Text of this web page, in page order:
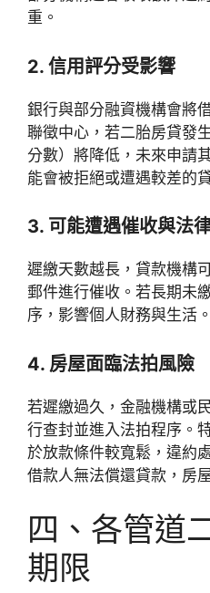
重。
2. 信用評分受影響
銀行與部分融資機構會將
聯徵中心，若二胎房貸發
分數）將降低，未來申請
能會被拒絕或遭遇較差的
3. 可能遭遇催收與法
遲繳天數越長，貸款機構
郵件進行催收。若長期未
序，影響個人財務與生活。
4. 房屋面臨法拍風險
若遲繳過久，金融機構或
行查封並進入法拍程序。
於放款條件較寬鬆，違約
借款人無法償還貸款，房
四、各管道
期限